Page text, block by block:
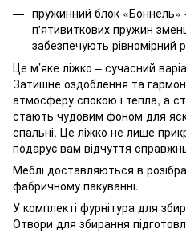
пружинний блок «Боннель»
п'ятивиткових пружин
забезпечують рівномірний
Це м’яке ліжко – сучасний
Затишне оздоблення та
атмосферу спокою і тепла, а
стають чудовим фоном для
спальні. Це ліжко не лише
подарує вам відчуття
Меблі доставляються в
фабричному пакуванні.
У комплекті фурнітура для
Отвори для збирання